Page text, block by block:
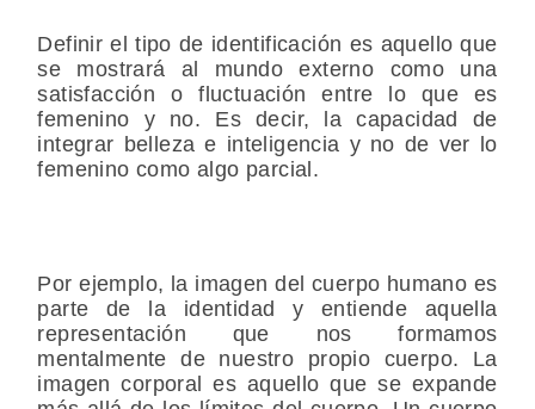
Definir el tipo de identificación es aquello que
se mostrará al mundo externo como una
satisfacción o fluctuación entre lo que es
femenino y no. Es decir, la capacidad de
integrar belleza e inteligencia y no de ver lo
femenino como algo parcial.
Por ejemplo, la imagen del cuerpo humano es
parte de la identidad y entiende aquella
representación que nos formamos
mentalmente de nuestro propio cuerpo. La
imagen corporal es aquello que se expande